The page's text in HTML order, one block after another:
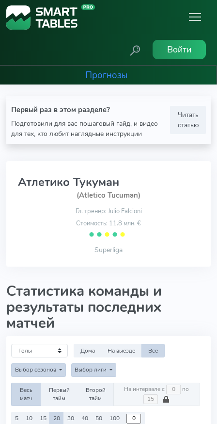
Войти
Прогнозы
Первый раз в этом разделе?
Подготовили для вас пошаговый гайд, и видео
для тех, кто любит наглядные инструкции
Читать
статью
Атлетико Тукуман
(Atletico Tucuman)
Гл. тренер: Julio Falcioni
Стоимость: 11.8 млн. €
⬤ ⬤ ⬤ ⬤ ⬤
Superliga
Статистика команды и
результаты последних
матчей
Дома На выезде Все
Выбор сезонов Выбор лиги
Весь
матч
Первый
тайм
Второй
тайм
На интервале с по
5 10 15 20 30 40 50 100